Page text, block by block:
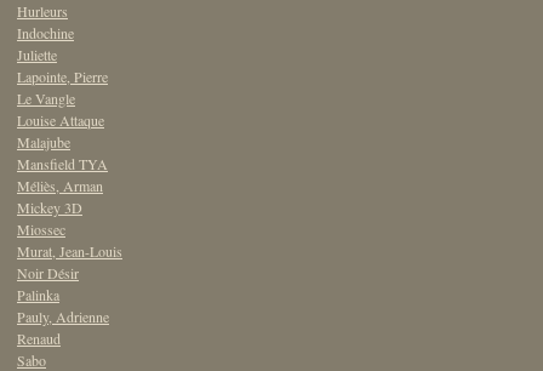
Hurleurs
Indochine
Juliette
Lapointe, Pierre
Le Vangle
Louise Attaque
Malajube
Mansfield TYA
Méliès, Arman
Mickey 3D
Miossec
Murat, Jean-Louis
Noir Désir
Palinka
Pauly, Adrienne
Renaud
Sabo